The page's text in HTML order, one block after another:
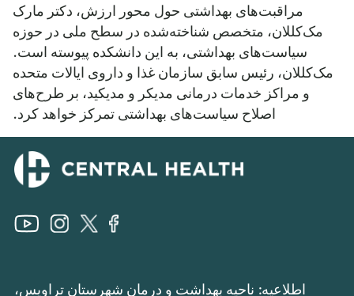
مراقبت‌های بهداشتی حول محور ارزش، دکتر مارک
مک‌کللان، متخصص شناخته‌شده در سطح ملی در حوزه
سیاست‌های بهداشتی، به این دانشکده پیوسته است.
مک‌کللان، رئیس سابق سازمان غذا و داروی ایالات متحده
و مراکز خدمات درمانی مدیکر و مدیکید، بر طرح‌های
اصلاح سیاست‌های بهداشتی تمرکز خواهد کرد.
اطلاعیه: ناحیه بهداشت و درمان شهرستان تراویس،